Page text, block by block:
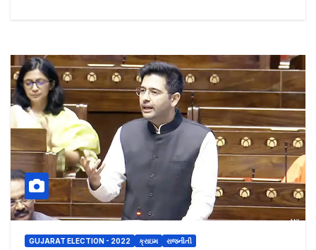
GUJARAT ELECTION - 2022 ક્રાઇમ રાજનીતી